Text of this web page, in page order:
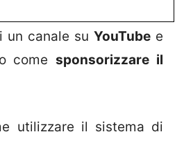
un canale su YouTube e
comesponsorizzare il
utilizzare il sistema di